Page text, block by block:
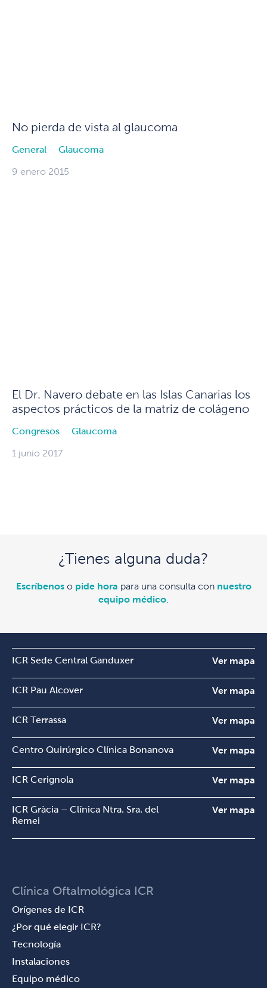
No pierda de vista al glaucoma
General Glaucoma
9 enero 2015
El Dr. Navero debate en las Islas Canarias los
aspectos prácticos de la matriz de colágeno
Congresos Glaucoma
1 junio 2017
¿Tienes alguna duda?
Escríbenoso pide hora para una consulta con nuestro
equipo médico
ICR Sede Central Ganduxer Ver mapa
ICR Pau Alcover Ver mapa
ICR Terrassa Ver mapa
Centro Quirúrgico Clínica Bonanova Ver mapa
ICR Cerignola Ver mapa
ICR Gràcia – Clínica Ntra. Sra. del
Remei
Ver mapa
Clínica Oftalmológica ICR
Orígenes de ICR
¿Por qué elegir ICR?
Tecnología
Instalaciones
Equipo médico